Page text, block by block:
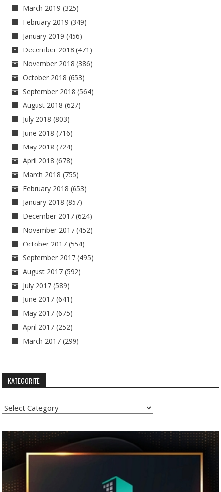
March 2019 (325)
February 2019 (349)
January 2019 (456)
December 2018 (471)
November 2018 (386)
October 2018 (653)
September 2018 (564)
August 2018 (627)
July 2018 (803)
June 2018 (716)
May 2018 (724)
April 2018 (678)
March 2018 (755)
February 2018 (653)
January 2018 (857)
December 2017 (624)
November 2017 (452)
October 2017 (554)
September 2017 (495)
August 2017 (592)
July 2017 (589)
June 2017 (641)
May 2017 (675)
April 2017 (252)
March 2017 (299)
KATEGORITË
Kategoritë